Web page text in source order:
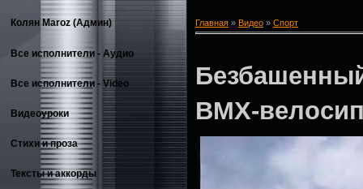
Колян Maroz (Админ)
Все исполнители - Аудио
Все исполнители - Video
Видеоуроки
Стихи и проза
Тексты и аккорды
Главная » Видео » Спорт
BMX-